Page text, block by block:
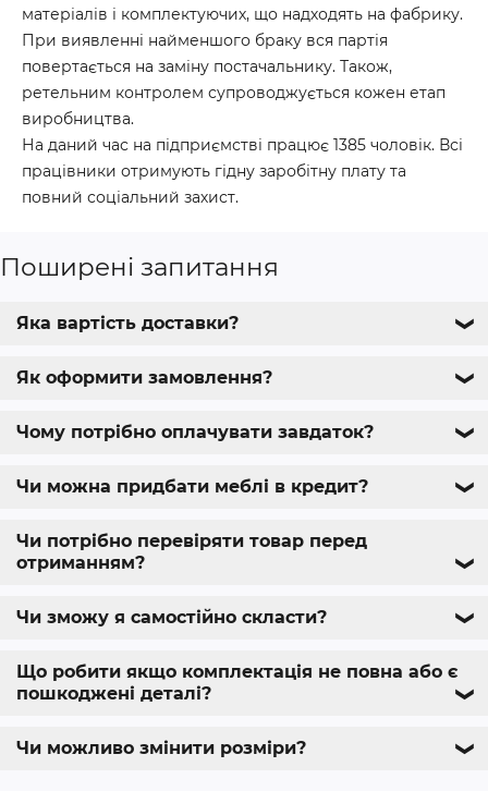
матеріалів і комплектуючих, що надходять на фабрику.
При виявленні найменшого браку вся партія
повертається на заміну постачальнику. Також,
ретельним контролем супроводжується кожен етап
виробництва.
На даний час на підприємстві працює 1385 чоловік. Всі
працівники отримують гідну заробітну плату та
повний соціальний захист.
Поширені запитання
Яка вартість доставки? ❯
Як оформити замовлення? ❯
Чому потрібно оплачувати завдаток? ❯
Чи можна придбати меблі в кредит? ❯
Чи потрібно перевіряти товар перед
отриманням?
❯
Чи зможу я самостійно скласти? ❯
Що робити якщо комплектація не повна або є
пошкоджені деталі?
❯
Чи можливо змінити розміри? ❯